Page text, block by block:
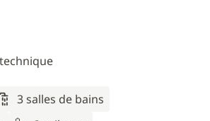
3 salles de bains